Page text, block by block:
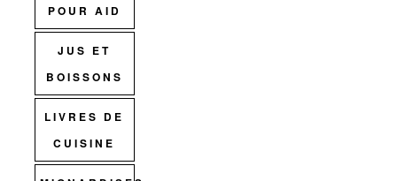
POUR AID
JUS ET
BOISSONS
LIVRES DE
CUISINE